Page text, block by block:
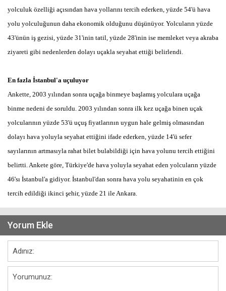
yolculuk özelliği açısından hava yollarını tercih ederken, yüzde 54'ü hava
yolu yolculuğunun daha ekonomik olduğunu düşünüyor. Yolcuların yüzde
43'ünün iş gezisi, yüzde 31'inin tatil, yüzde 28'inin ise memleket veya akraba
ziyareti gibi nedenlerden dolayı uçakla seyahat ettiği belirlendi.
En fazla İstanbul'a uçuluyor
Ankette, 2003 yılından sonra uçağa binmeye başlamış yolculara uçağa
binme nedeni de soruldu. 2003 yılından sonra ilk kez uçağa binen uçak
yolcularının yüzde 53'ü uçuş fiyatlarının uygun hale gelmiş olmasından
dolayı hava yoluyla seyahat ettiğini ifade ederken, yüzde 14'ü sefer
sayılarının artmasıyla rahat bilet bulabildiği için hava yolunu tercih ettiğini
belirtti. Ankete göre, Türkiye'de hava yoluyla seyahat eden yolcuların yüzde
46'sı İstanbul'a gidiyor. İstanbul'dan sonra hava yolu seyahatinin en çok
tercih edildiği ikinci şehir, yüzde 21 ile Ankara.
Yorum Ekle